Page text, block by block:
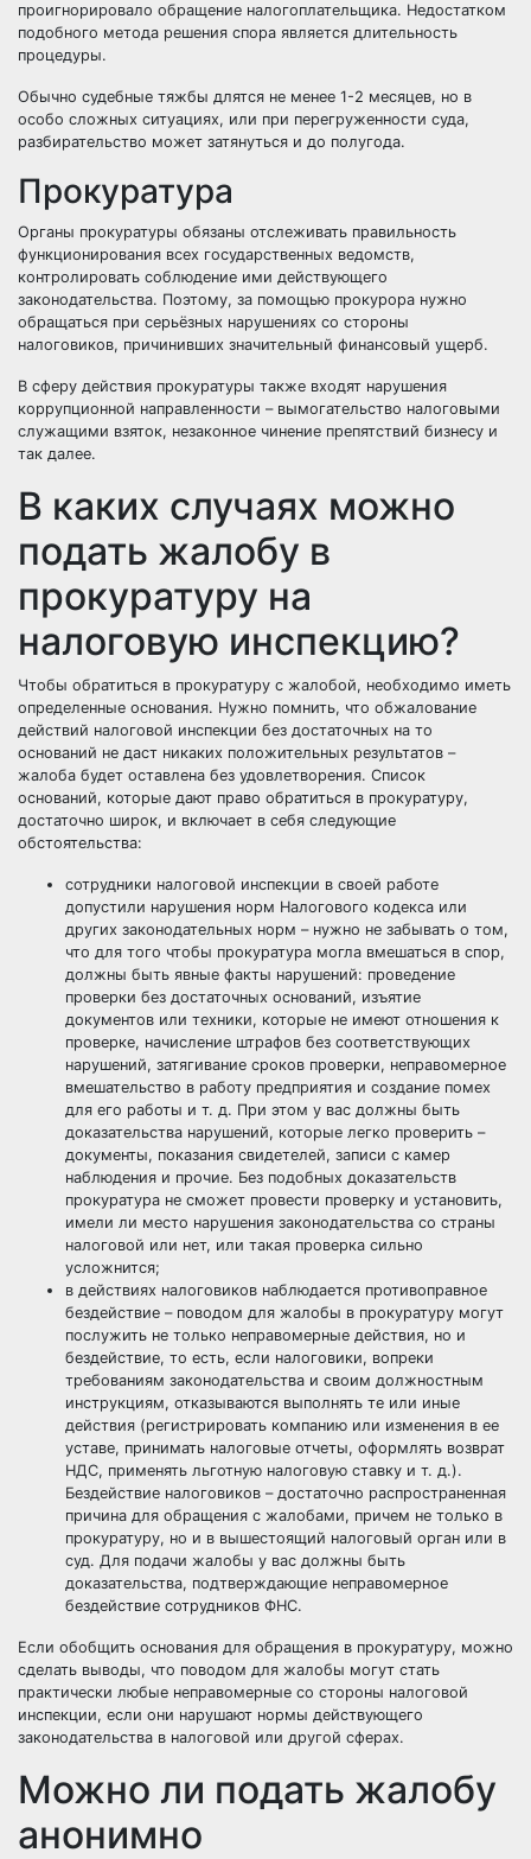
проигнорировало обращение налогоплательщика. Недостатком
подобного метода решения спора является длительность
процедуры.
Обычно судебные тяжбы длятся не менее 1-2 месяцев, но в
особо сложных ситуациях, или при перегруженности суда,
разбирательство может затянуться и до полугода.
Прокуратура
Органы прокуратуры обязаны отслеживать правильность
функционирования всех государственных ведомств,
контролировать соблюдение ими действующего
законодательства. Поэтому, за помощью прокурора нужно
обращаться при серьёзных нарушениях со стороны
налоговиков, причинивших значительный финансовый ущерб.
В сферу действия прокуратуры также входят нарушения
коррупционной направленности – вымогательство налоговыми
служащими взяток, незаконное чинение препятствий бизнесу и
так далее.
В каких случаях можно
подать жалобу в
прокуратуру на
налоговую инспекцию?
Чтобы обратиться в прокуратуру с жалобой, необходимо иметь
определенные основания. Нужно помнить, что обжалование
действий налоговой инспекции без достаточных на то
оснований не даст никаких положительных результатов –
жалоба будет оставлена без удовлетворения. Список
оснований, которые дают право обратиться в прокуратуру,
достаточно широк, и включает в себя следующие
обстоятельства:
сотрудники налоговой инспекции в своей работе
допустили нарушения норм Налогового кодекса или
других законодательных норм – нужно не забывать о том,
что для того чтобы прокуратура могла вмешаться в спор,
должны быть явные факты нарушений: проведение
проверки без достаточных оснований, изъятие
документов или техники, которые не имеют отношения к
проверке, начисление штрафов без соответствующих
нарушений, затягивание сроков проверки, неправомерное
вмешательство в работу предприятия и создание помех
для его работы и т. д. При этом у вас должны быть
доказательства нарушений, которые легко проверить –
документы, показания свидетелей, записи с камер
наблюдения и прочие. Без подобных доказательств
прокуратура не сможет провести проверку и установить,
имели ли место нарушения законодательства со страны
налоговой или нет, или такая проверка сильно
усложнится;
в действиях налоговиков наблюдается противоправное
бездействие – поводом для жалобы в прокуратуру могут
послужить не только неправомерные действия, но и
бездействие, то есть, если налоговики, вопреки
требованиям законодательства и своим должностным
инструкциям, отказываются выполнять те или иные
действия (регистрировать компанию или изменения в ее
уставе, принимать налоговые отчеты, оформлять возврат
НДС, применять льготную налоговую ставку и т. д.).
Бездействие налоговиков – достаточно распространенная
причина для обращения с жалобами, причем не только в
прокуратуру, но и в вышестоящий налоговый орган или в
суд. Для подачи жалобы у вас должны быть
доказательства, подтверждающие неправомерное
бездействие сотрудников ФНС.
Если обобщить основания для обращения в прокуратуру, можно
сделать выводы, что поводом для жалобы могут стать
практически любые неправомерные со стороны налоговой
инспекции, если они нарушают нормы действующего
законодательства в налоговой или другой сферах.
Можно ли подать жалобу
анонимно